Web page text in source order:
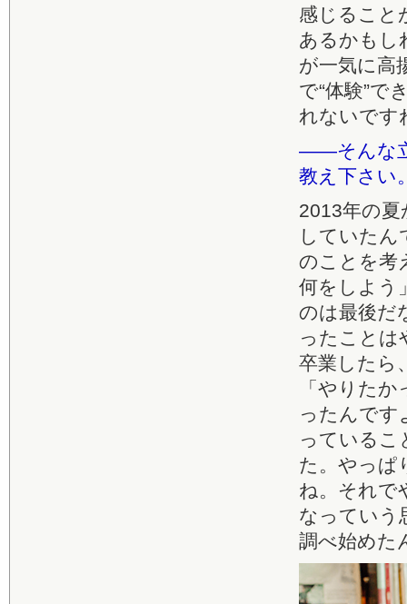
感じること
あるかもし
が一気に高
で“体験”で
れないです
――そんな立
教え下さい
2013年の
していたん
のことを考
何をしよう
のは最後だ
ったことは
卒業したら
「やりた
ったんです
っているこ
た。やっぱ
ね。それで
なっていう
調べ始めた